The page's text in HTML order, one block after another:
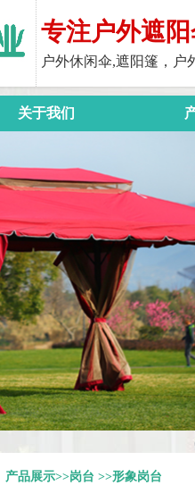
专注户外遮
户外休闲伞,遮阳篷，户
关于我们
产品展示>>岗台 >>形象岗台